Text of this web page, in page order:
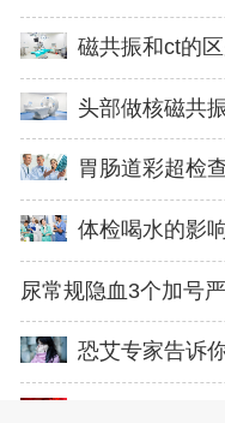
磁共振和ct的
头部做核磁共
胃肠道彩超检
体检喝水的影
尿常规隐血3个加号
恐艾专家告诉